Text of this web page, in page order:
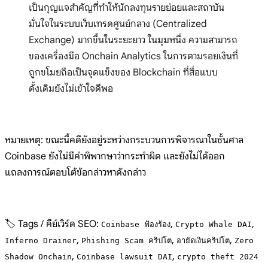
เป็นกุญแจสำคัญที่ทำให้นักลงทุนรายย่อยและสถาบัน
มั่นใจในระบบเว็บเทรดศูนย์กลาง (Centralized
Exchange) มากขึ้นในระยะยาว ในมุมหนึ่ง ความสามารถ
ของเครื่องมือ Onchain Analytics ในการตามรอยเงินที่
ถูกขโมยถือเป็นจุดแข็งของ Blockchain ที่สื่อแบบ
ดั้งเดิมยังไม่เข้าใจดีพอ
หมายเหตุ: ขณะนี้คดียังอยู่ระหว่างกระบวนการพิจารณาในชั้นศาล
Coinbase ยังไม่มีคำพิพากษาว่ากระทำผิด และยังไม่ได้ออก
แถลงการณ์ตอบโต้ข้อกล่าวหาดังกล่าว
🏷️ Tags / คีย์เวิร์ด SEO: Coinbase ฟ้องร้อง, Crypto Whale DAI,
Inferno Drainer, Phishing Scam คริปโต, อายัดเงินคริปโต, Zero
Shadow Onchain, Coinbase lawsuit DAI, crypto theft 2024